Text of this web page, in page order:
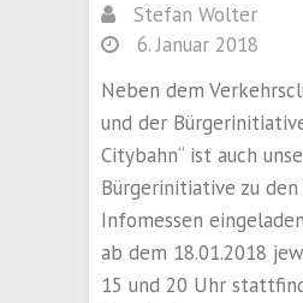
Stefan Wolter
6. Januar 2018
Neben dem
und der
Citybahn“ ist auch
Bürgerinitiative zu
Infomessen
ab dem 18.01.2018
15 und 20 Uhr